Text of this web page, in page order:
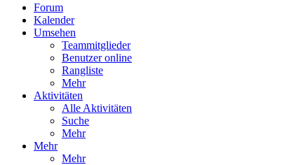
Forum
Kalender
Umsehen
Teammitglieder
Benutzer online
Rangliste
Mehr
Aktivitäten
Alle Aktivitäten
Suche
Mehr
Mehr
Mehr